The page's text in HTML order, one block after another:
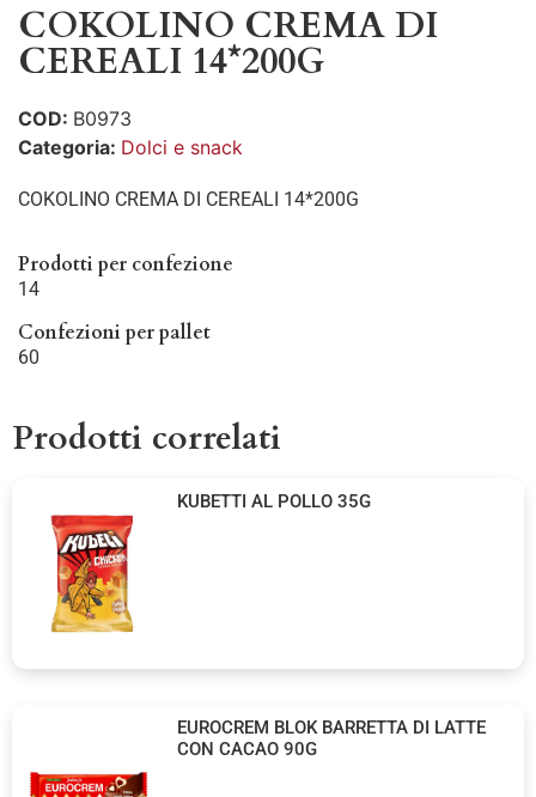
COKOLINO CREMA DI
CEREALI 14*200G
COD: B0973
Categoria: Dolci e snack
COKOLINO CREMA DI CEREALI 14*200G
Prodotti per confezione
14
Confezioni per pallet
60
Prodotti correlati
KUBETTI AL POLLO 35G
EUROCREM BLOK BARRETTA DI LATTE
CON CACAO 90G